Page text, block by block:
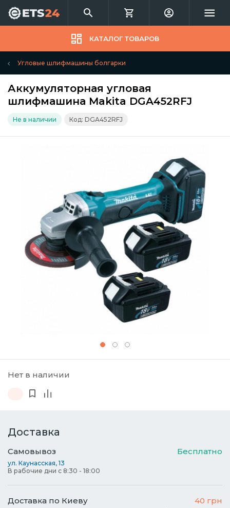
КАТАЛОГ ТОВАРОВ
Угловые шлифмашины болгарки
Аккумуляторная угловая
шлифмашина Makita DGA452RFJ
Не в наличии Код: DGA452RFJ
Нет в наличии
Доставка
Самовывоз Бесплатно
ул. Каунасская, 13
В рабочие дни с 8:30 - 18:00
Доставка по Киеву 40 грн